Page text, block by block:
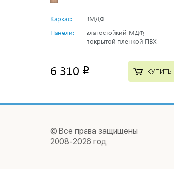
Каркас:
ВМДФ
Панели:
влагостойкий МДФ,
покрытой пленкой ПВХ
6 310 p КУПИТЬ
© Все права защищены
2008-2026 год.